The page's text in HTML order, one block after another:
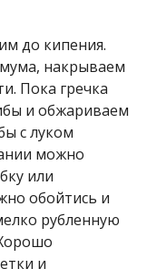
до кипения.
накрываем
Пока гречка
и обжариваем
с луком
можно
или
обойтись и
рубленную
и